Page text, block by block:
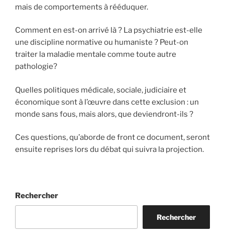
mais de comportements à rééduquer.
Comment en est-on arrivé là ? La psychiatrie est-elle
une discipline normative ou humaniste ? Peut-on
traiter la maladie mentale comme toute autre
pathologie?
Quelles politiques médicale, sociale, judiciaire et
économique sont à l’œuvre dans cette exclusion : un
monde sans fous, mais alors, que deviendront-ils ?
Ces questions, qu’aborde de front ce document, seront
ensuite reprises lors du débat qui suivra la projection.
Rechercher
Rechercher